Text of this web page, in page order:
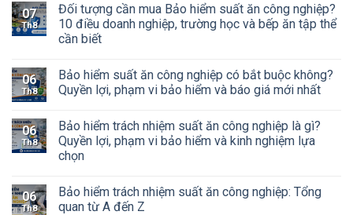
07
Th8
Đối tượng cần mua Bảo hiểm suất ăn công nghiệp?
10 điều doanh nghiệp, trường học và bếp ăn tập thể
cần biết
06
Th8
Bảo hiểm suất ăn công nghiệp có bắt buộc không?
Quyền lợi, phạm vi bảo hiểm và báo giá mới nhất
06
Th8
Bảo hiểm trách nhiệm suất ăn công nghiệp là gì?
Quyền lợi, phạm vi bảo hiểm và kinh nghiệm lựa
chọn
06
Th8
Bảo hiểm trách nhiệm suất ăn công nghiệp: Tổng
quan từ A đến Z